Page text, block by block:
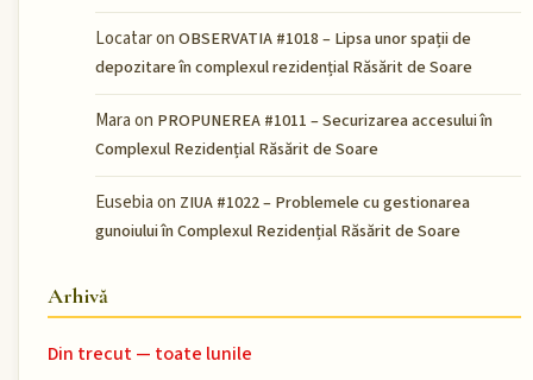
Locataron OBSERVATIA #1018 – Lipsa unor spații de
depozitare în complexul rezidențial Răsărit de Soare
Maraon PROPUNEREA #1011 – Securizarea accesului în
Complexul Rezidențial Răsărit de Soare
Eusebiaon ZIUA #1022 – Problemele cu gestionarea
gunoiului în Complexul Rezidențial Răsărit de Soare
Arhivă
Din trecut — toate lunile